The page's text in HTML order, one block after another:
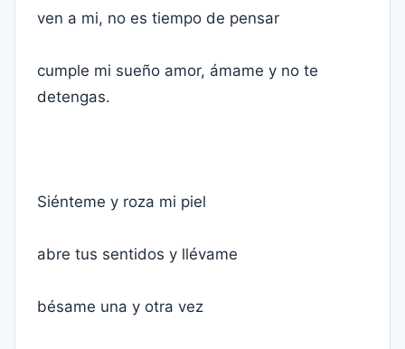
ven a mi, no es tiempo de pensar
cumple mi sueño amor, ámame y no te
detengas.
Siénteme y roza mi piel
abre tus sentidos y llévame
bésame una y otra vez